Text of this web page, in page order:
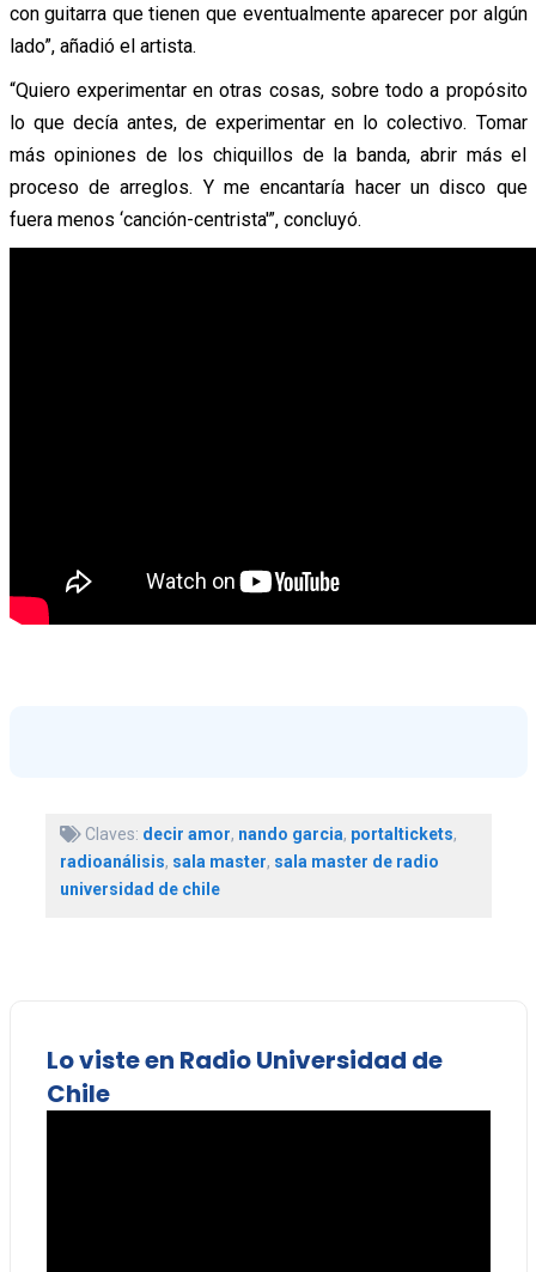
con guitarra que tienen que eventualmente aparecer por algún
lado”, añadió el artista.
“Quiero experimentar en otras cosas, sobre todo a propósito
lo que decía antes, de experimentar en lo colectivo. Tomar
más opiniones de los chiquillos de la banda, abrir más el
proceso de arreglos. Y me encantaría hacer un disco que
fuera menos ‘canción-centrista'”, concluyó.
Claves: decir amor, nando garcia, portaltickets,
radioanálisis, sala master, sala master de radio
universidad de chile
Lo viste en Radio Universidad de
Chile